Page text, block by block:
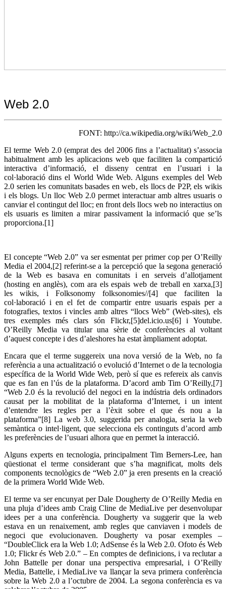
Web 2.0
FONT: http://ca.wikipedia.org/wiki/Web_2.0
El terme Web 2.0 (emprat des del 2006 fins a l’actualitat) s’associa
habitualment amb les aplicacions web que faciliten la compartició
interactiva d’informació, el disseny centrat en l’usuari i la
col·laboració dins el World Wide Web. Alguns exemples del Web
2.0 serien les comunitats basades en web, els llocs de P2P, els wikis
i els blogs. Un lloc Web 2.0 permet interactuar amb altres usuaris o
canviar el contingut del lloc; en front dels llocs web no interactius on
els usuaris es limiten a mirar passivament la informació que se’ls
proporciona.[1]
El concepte “Web 2.0” va ser esmentat per primer cop per O’Reilly
Media el 2004,[2] referint-se a la percepció que la segona generació
de la Web es basava en comunitats i en serveis d’allotjament
(hosting en anglès), com ara els espais web de treball en xarxa,[3]
les wikis, i Folksonomy folksonomies//[4] que faciliten la
col·laboració i en el fet de compartir entre usuaris espais per a
fotografies, textos i vincles amb altres “llocs Web” (Web-sites), els
tres exemples més clars són Flickr,[5]del.icio.us[6] i Youtube.
O’Reilly Media va titular una sèrie de conferències al voltant
d’aquest concepte i des d’aleshores ha estat àmpliament adoptat.
Encara que el terme suggereix una nova versió de la Web, no fa
referència a una actualització o evolució d’Internet o de la tecnologia
específica de la World Wide Web, però sí que es refereix als canvis
que es fan en l’ús de la plataforma. D’acord amb Tim O’Reilly,[7]
“Web 2.0 és la revolució del negoci en la indústria dels ordinadors
causat per la mobilitat de la plataforma d’Internet, i un intent
d’entendre les regles per a l’èxit sobre el que és nou a la
plataforma”[8] La web 3.0, suggerida per analogia, seria la web
semàntica o intel·ligent, que selecciona els continguts d’acord amb
les preferències de l’usuari alhora que en permet la interacció.
Alguns experts en tecnologia, principalment Tim Berners-Lee, han
qüestionat el terme considerant que s’ha magnificat, molts dels
components tecnològics de “Web 2.0” ja eren presents en la creació
de la primera World Wide Web.
El terme va ser encunyat per Dale Dougherty de O’Reilly Media en
una pluja d’idees amb Craig Cline de MediaLive per desenvolupar
idees per a una conferència. Dougherty va suggerir que la web
estava en un renaixement, amb regles que canviaven i models de
negoci que evolucionaven. Dougherty va posar exemples –
“DoubleClick era la Web 1.0; AdSense és la Web 2.0. Ofoto és Web
1.0; Flickr és Web 2.0.” – En comptes de definicions, i va reclutar a
John Battelle per donar una perspectiva empresarial, i O’Reilly
Media, Battelle, i MediaLive va llançar la seva primera conferència
sobre la Web 2.0 a l’octubre de 2004. La segona conferència es va